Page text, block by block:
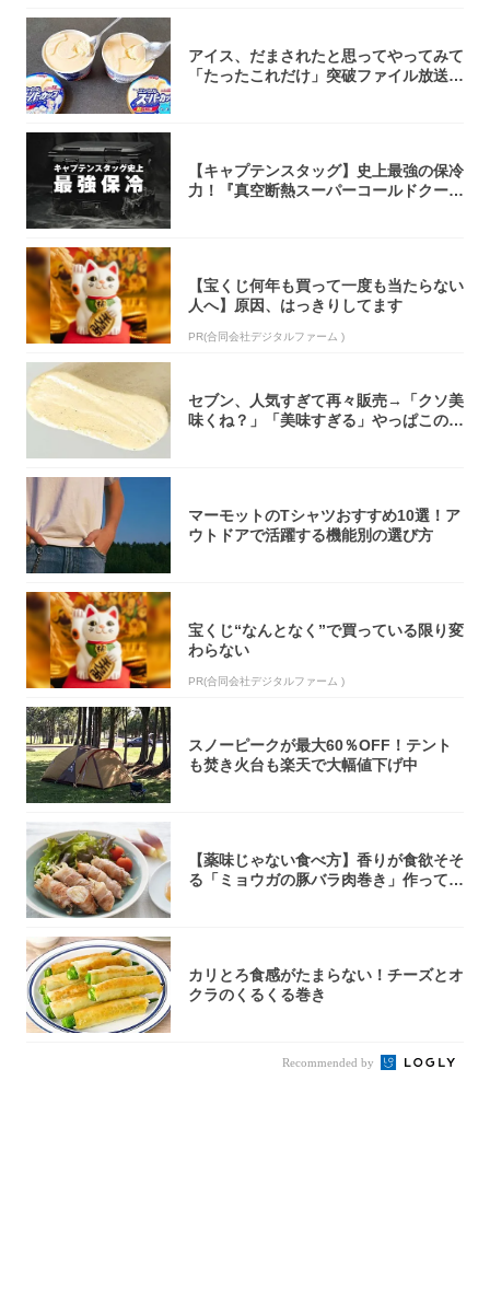
アイス、だまされたと思ってやってみて
「たったこれだけ」突破ファイル放送で
【キャプテンスタッグ】史上最強の保冷
力！『真空断熱スーパーコールドクーラ
【宝くじ何年も買って一度も当たらない
人へ】原因、はっきりしてます
PR(合同会社デジタルファーム )
セブン、人気すぎて再々販売→「クソ美
味くね？」「美味すぎる」やっぱこのク
マーモットのTシャツおすすめ10選！ア
ウトドアで活躍する機能別の選び方
宝くじ“なんとなく”で買っている限り変
わらない
PR(合同会社デジタルファーム )
スノーピークが最大60％OFF！テント
も焚き火台も楽天で大幅値下げ中
【薬味じゃない食べ方】香りが食欲そそ
る「ミョウガの豚バラ肉巻き」作ってみ
カリとろ食感がたまらない！チーズとオ
クラのくるくる巻き
Recommended by